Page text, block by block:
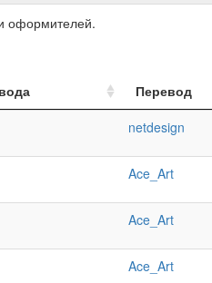
оформителей.
Перевод
netdesign
Ace_Art
Ace_Art
Ace_Art